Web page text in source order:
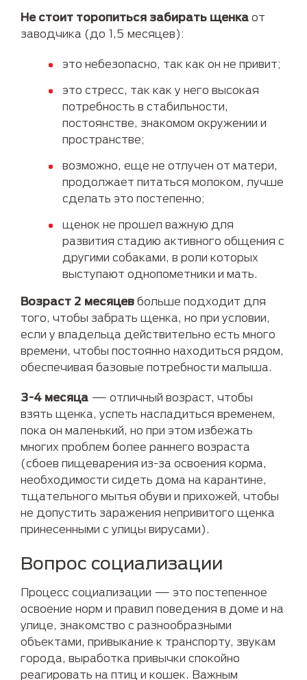
Не стоит торопиться забирать щенка от
заводчика (до 1,5 месяцев):
это небезопасно, так как он не привит;
это стресс, так как у него высокая
потребность в стабильности,
постоянстве, знакомом окружении и
пространстве;
возможно, еще не отлучен от матери,
продолжает питаться молоком, лучше
сделать это постепенно;
щенок не прошел важную для
развития стадию активного общения с
другими собаками, в роли которых
выступают однопометники и мать.
Возраст 2 месяцев больше подходит для
того, чтобы забрать щенка, но при условии,
если у владельца действительно есть много
времени, чтобы постоянно находиться рядом,
обеспечивая базовые потребности малыша.
3-4 месяца — отличный возраст, чтобы
взять щенка, успеть насладиться временем,
пока он маленький, но при этом избежать
многих проблем более раннего возраста
(сбоев пищеварения из-за освоения корма,
необходимости сидеть дома на карантине,
тщательного мытья обуви и прихожей, чтобы
не допустить заражения непривитого щенка
принесенными с улицы вирусами).
Вопрос социализации
Процесс социализации — это постепенное
освоение норм и правил поведения в доме и на
улице, знакомство с разнообразными
объектами, привыкание к транспорту, звукам
города, выработка привычки спокойно
реагировать на птиц и кошек. Важным